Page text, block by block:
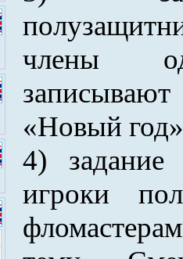
члены
«Новый
4)
игроки